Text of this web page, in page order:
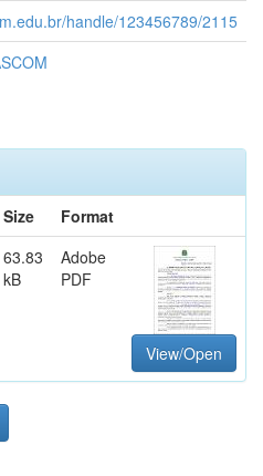
handle/123456789/2115
Size
Format
63.83
kB
Adobe
PDF
View/Open